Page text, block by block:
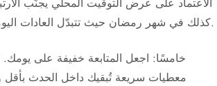
كذلك في شهر رمضان حيث تتبدّل العادات اليومية، فيسهّل ضبط المشاهدة بين الإفطار والسحور وفقًا للمواعيد الدقيقة.
خامسًا: اجعل المتابعة خفيفة على
معطيات سريعة تُبقيك داخل الحدث